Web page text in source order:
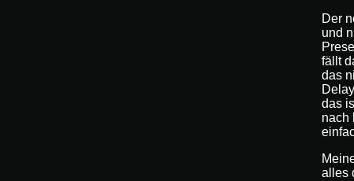
Der
und
fällt
das
das
nach
alles